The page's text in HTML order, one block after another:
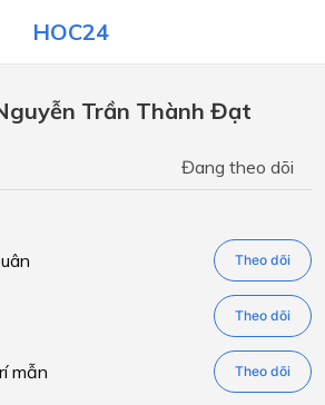
HOC24
Trần Thành Đạt
Đang theo dõi
Theo dõi
Theo dõi
mẫn Theo dõi